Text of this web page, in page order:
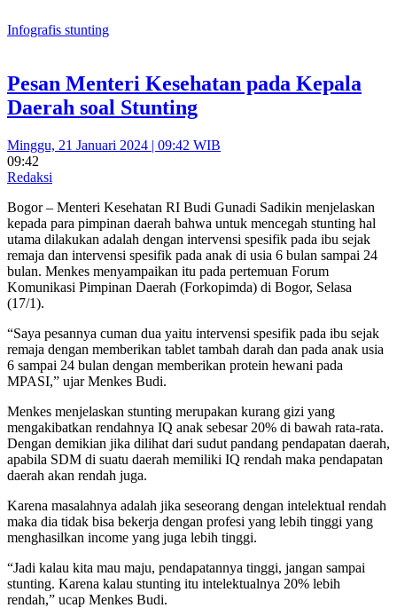
Infografis stunting
Pesan Menteri Kesehatan pada Kepala
Daerah soal Stunting
Minggu, 21 Januari 2024 | 09:42 WIB
09:42
Redaksi
Bogor – Menteri Kesehatan RI Budi Gunadi Sadikin menjelaskan
kepada para pimpinan daerah bahwa untuk mencegah stunting hal
utama dilakukan adalah dengan intervensi spesifik pada ibu sejak
remaja dan intervensi spesifik pada anak di usia 6 bulan sampai 24
bulan. Menkes menyampaikan itu pada pertemuan Forum
Komunikasi Pimpinan Daerah (Forkopimda) di Bogor, Selasa
(17/1).
“Saya pesannya cuman dua yaitu intervensi spesifik pada ibu sejak
remaja dengan memberikan tablet tambah darah dan pada anak usia
6 sampai 24 bulan dengan memberikan protein hewani pada
MPASI,” ujar Menkes Budi.
Menkes menjelaskan stunting merupakan kurang gizi yang
mengakibatkan rendahnya IQ anak sebesar 20% di bawah rata-rata.
Dengan demikian jika dilihat dari sudut pandang pendapatan daerah,
apabila SDM di suatu daerah memiliki IQ rendah maka pendapatan
daerah akan rendah juga.
Karena masalahnya adalah jika seseorang dengan intelektual rendah
maka dia tidak bisa bekerja dengan profesi yang lebih tinggi yang
menghasilkan income yang juga lebih tinggi.
“Jadi kalau kita mau maju, pendapatannya tinggi, jangan sampai
stunting. Karena kalau stunting itu intelektualnya 20% lebih
rendah,” ucap Menkes Budi.